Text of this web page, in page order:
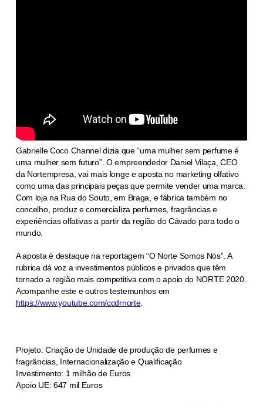
Gabrielle Coco Channel dizia que “uma mulher sem perfume é
uma mulher sem futuro”. O empreendedor Daniel Vilaça, CEO
da Nortempresa, vai mais longe e aposta no marketing olfativo
como uma das principais peças que permite vender uma marca.
Com loja na Rua do Souto, em Braga, e fábrica também no
concelho, produz e comercializa perfumes, fragrâncias e
experiências olfativas a partir da região do Cávado para todo o
mundo.
A aposta é destaque na reportagem “O Norte Somos Nós”. A
rubrica dá voz a investimentos públicos e privados que têm
tornado a região mais competitiva com o apoio do NORTE 2020.
Acompanhe este e outros testemunhos em
https://www.youtube.com/ccdrnorte.
Projeto: Criação de Unidade de produção de perfumes e
fragrâncias, Internacionalização e Qualificação
Investimento: 1 milhão de Euros
Apoio UE: 647 mil Euros